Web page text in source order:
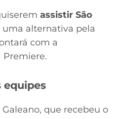
assistir São
uma alternativa pela
com a
Premiere.
equipes
que recebeu o